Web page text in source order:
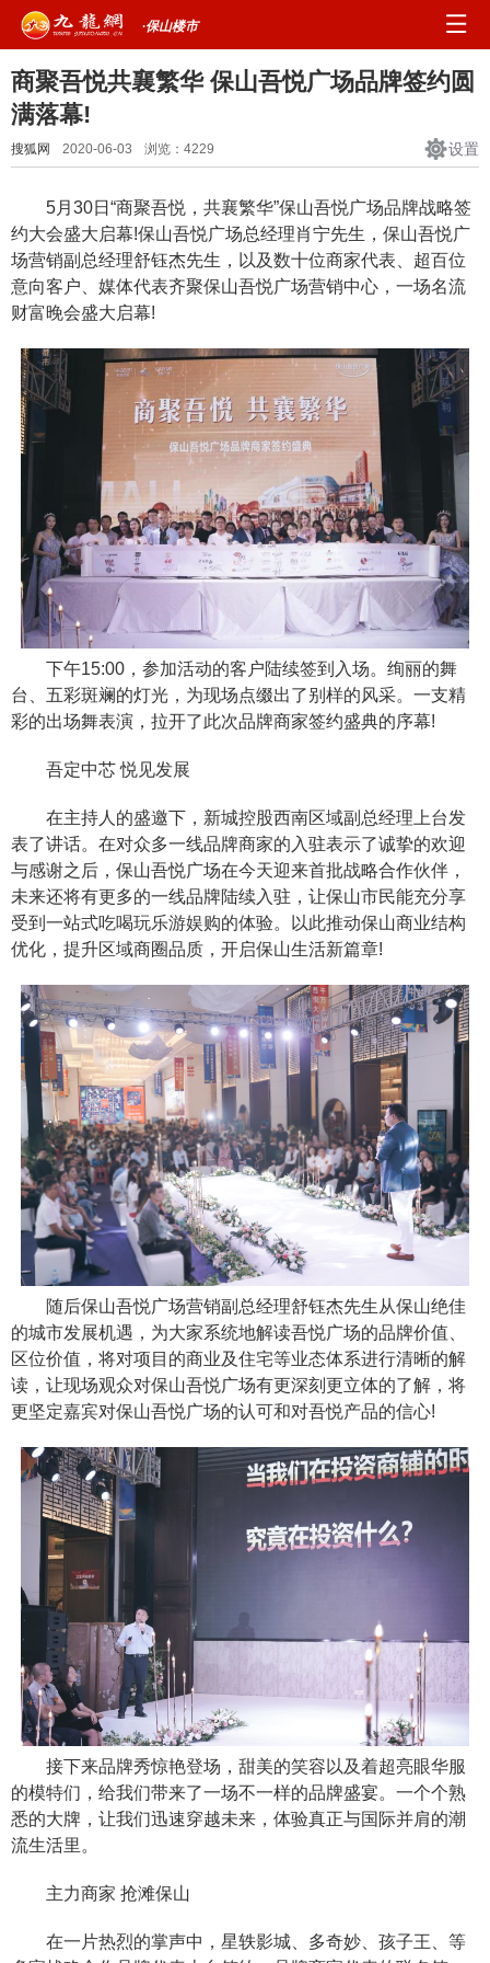
·保山楼市
商聚吾悦共襄繁华 保山吾悦广场品牌签约圆
满落幕!
搜狐网 2020-06-03 浏览： 4229 设置
5月30日“商聚吾悦，共襄繁华”保山吾悦广场品牌战略签
约大会盛大启幕!保山吾悦广场总经理肖宁先生，保山吾悦广
场营销副总经理舒钰杰先生，以及数十位商家代表、超百位
意向客户、媒体代表齐聚保山吾悦广场营销中心，一场名流
财富晚会盛大启幕!
下午15:00，参加活动的客户陆续签到入场。绚丽的舞
台、五彩斑斓的灯光，为现场点缀出了别样的风采。一支精
彩的出场舞表演，拉开了此次品牌商家签约盛典的序幕!
吾定中芯 悦见发展
在主持人的盛邀下，新城控股西南区域副总经理上台发
表了讲话。在对众多一线品牌商家的入驻表示了诚挚的欢迎
与感谢之后，保山吾悦广场在今天迎来首批战略合作伙伴，
未来还将有更多的一线品牌陆续入驻，让保山市民能充分享
受到一站式吃喝玩乐游娱购的体验。以此推动保山商业结构
优化，提升区域商圈品质，开启保山生活新篇章!
随后保山吾悦广场营销副总经理舒钰杰先生从保山绝佳
的城市发展机遇，为大家系统地解读吾悦广场的品牌价值、
区位价值，将对项目的商业及住宅等业态体系进行清晰的解
读，让现场观众对保山吾悦广场有更深刻更立体的了解，将
更坚定嘉宾对保山吾悦广场的认可和对吾悦产品的信心!
接下来品牌秀惊艳登场，甜美的笑容以及着超亮眼华服
的模特们，给我们带来了一场不一样的品牌盛宴。一个个熟
悉的大牌，让我们迅速穿越未来，体验真正与国际并肩的潮
流生活里。
主力商家 抢滩保山
在一片热烈的掌声中，星轶影城、多奇妙、孩子王、等